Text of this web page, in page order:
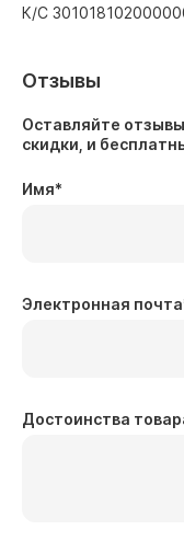
К/С
Отзывы
Оставляйте
скидки, и
Имя*
Электронная почта
Достоинства